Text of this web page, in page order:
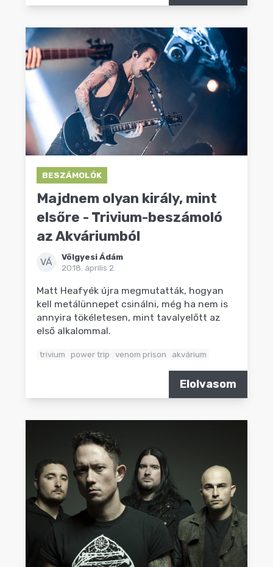
BESZÁMOLÓK
Majdnem olyan király, mint
elsőre - Trivium-beszámoló
az Akváriumból
VÁ
Völgyesi Ádám
2018. április 2.
Matt Heafyék újra megmutatták, hogyan
kell metálünnepet csinálni, még ha nem is
annyira tökéletesen, mint tavalyelőtt az
első alkalommal.
trivium power trip venom prison akvárium
Elolvasom